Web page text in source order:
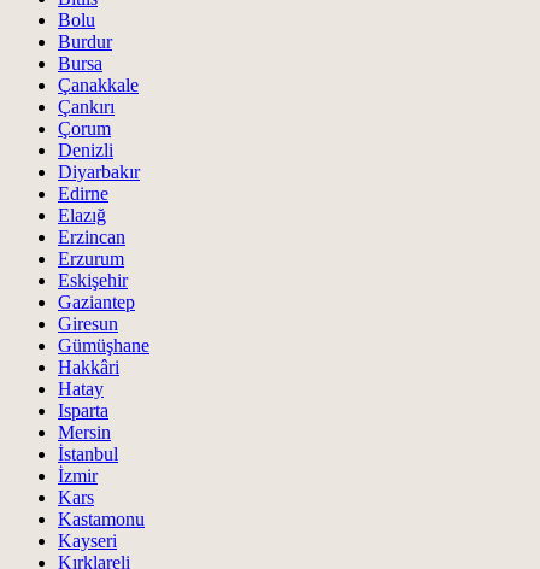
Bolu
Burdur
Bursa
Çanakkale
Çankırı
Çorum
Denizli
Diyarbakır
Edirne
Elazığ
Erzincan
Erzurum
Eskişehir
Gaziantep
Giresun
Gümüşhane
Hakkâri
Hatay
Isparta
Mersin
İstanbul
İzmir
Kars
Kastamonu
Kayseri
Kırklareli